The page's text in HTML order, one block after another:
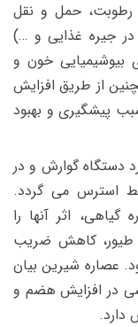
رطوبت، حمل و نقل
جیره غذایی و …)
خون و
از طریق افزایش
پیشگیری و بهبود
دستگاه گوارش و در
استرس می گردد.
اثر آنها را
طیور، کاهش ضریب
عصاره شیرین بیان
در افزایش هضم و
دارد.